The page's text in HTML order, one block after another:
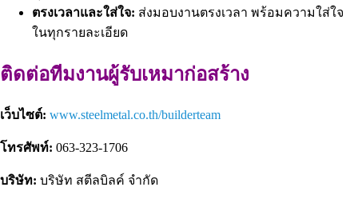
ตรงเวลาและใส่ใจ: ส่งมอบงานตรงเวลา พร้อมความใส่ใจ
ในทุกรายละเอียด
ติดต่อทีมงานผู้รับเหมาก่อสร้าง
เว็บไซต์: www.steelmetal.co.th/builderteam
โทรศัพท์: 063-323-1706
บริษัท: บริษัท สตีลบิลค์ จำกัด